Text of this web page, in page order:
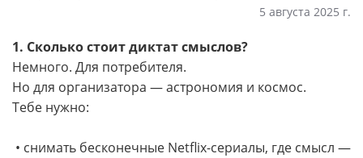
5 августа 2025 г.
1. Сколько стоит диктат смыслов?
Немного. Для потребителя.
Но для организатора — астрономия и космос.
Тебе нужно:
• снимать бесконечные Netflix-сериалы, где смысл —